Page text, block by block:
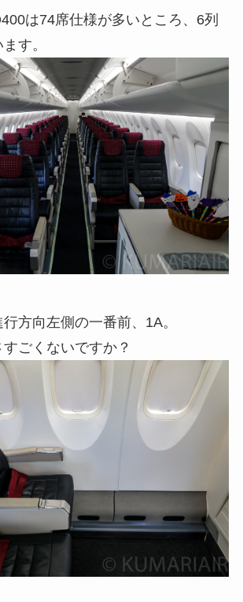
は74席仕様が多いところ、6列
す。
方向左側の一番前、1A。
ごくないですか？